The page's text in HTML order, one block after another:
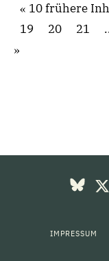
10 frühere
19
20 21
IMPRESSUM